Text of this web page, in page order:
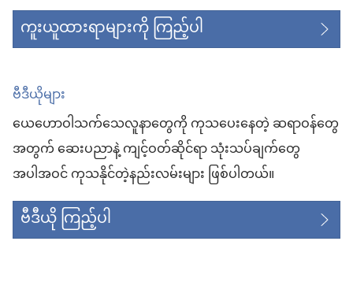
ကူးယူထားရာများကို ကြည့်ပါ
ဗီဒီယိုများ
ယေဟောဝါသက်သေလူနာတွေကို ကုသပေးနေတဲ့ ဆရာဝန်တွေ
အတွက် ဆေးပညာနဲ့ ကျင့်ဝတ်ဆိုင်ရာ သုံးသပ်ချက်တွေ
အပါအဝင် ကုသနိုင်တဲ့နည်းလမ်းများ ဖြစ်ပါတယ်။
ဗီဒီယို ကြည့်ပါ